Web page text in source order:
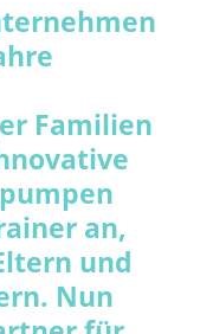
Familien
an,
und
Nun